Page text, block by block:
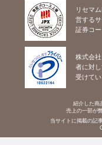
リセマ
営するサ
証券コ
株式会
者に対
受けてい
紹介した商
売上の一部が
当サイトに掲載の記